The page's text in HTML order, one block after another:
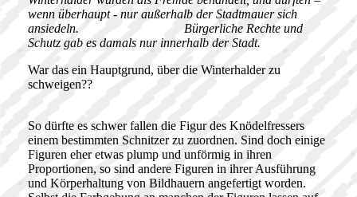
wenn überhaupt - nur außerhalb der Stadtmauer sich
ansiedeln. Bürgerliche Rechte und
Schutz gab es damals nur innerhalb der Stadt.
War das ein Hauptgrund, über die Winterhalder zu
schweigen??
So dürfte es schwer fallen die Figur des Knödelfressers
einem bestimmten Schnitzer zu zuordnen. Sind doch einige
Figuren eher etwas plump und unförmig in ihren
Proportionen, so sind andere Figuren in ihrer Ausführung
und Körperhaltung von Bildhauern angefertigt worden.